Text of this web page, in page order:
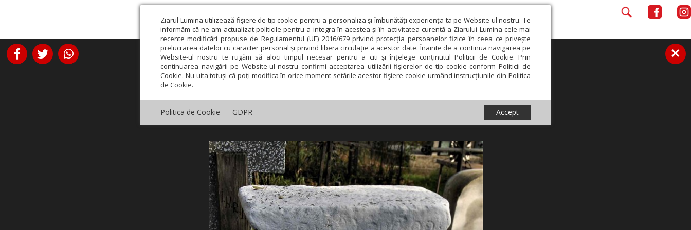
Ziarul Lumina utilizează fişiere de tip cookie pentru a personaliza și îmbunătăți experiența ta pe Website-ul nostru. Te
informăm că ne-am actualizat politicile pentru a integra în acestea și în activitatea curentă a Ziarului Lumina cele mai
recente modificări propuse de Regulamentul (UE) 2016/679 privind protecția persoanelor fizice în ceea ce privește
prelucrarea datelor cu caracter personal și privind libera circulație a acestor date. Înainte de a continua navigarea pe
Website-ul nostru te rugăm să aloci timpul necesar pentru a citi și înțelege conținutul Politicii de Cookie. Prin
continuarea navigării pe Website-ul nostru confirmi acceptarea utilizării fişierelor de tip cookie conform Politicii de
Cookie. Nu uita totuși că poți modifica în orice moment setările acestor fişiere cookie urmând instrucțiunile din Politica
de Cookie.
Politica de Cookie GDPR Accept
×